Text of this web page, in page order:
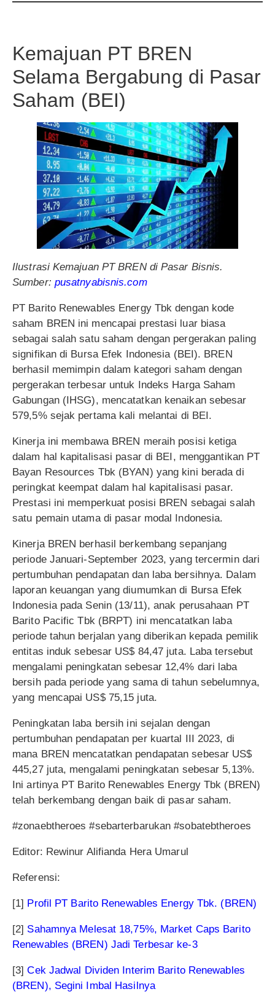
Kemajuan PT BREN
Selama Bergabung di Pasar
Saham (BEI)
Ilustrasi Kemajuan PT BREN di Pasar Bisnis.
Sumber: pusatnyabisnis.com
PT Barito Renewables Energy Tbk dengan kode
saham BREN ini mencapai prestasi luar biasa
sebagai salah satu saham dengan pergerakan paling
signifikan di Bursa Efek Indonesia (BEI). BREN
berhasil memimpin dalam kategori saham dengan
pergerakan terbesar untuk Indeks Harga Saham
Gabungan (IHSG), mencatatkan kenaikan sebesar
579,5% sejak pertama kali melantai di BEI.
Kinerja ini membawa BREN meraih posisi ketiga
dalam hal kapitalisasi pasar di BEI, menggantikan PT
Bayan Resources Tbk (BYAN) yang kini berada di
peringkat keempat dalam hal kapitalisasi pasar.
Prestasi ini memperkuat posisi BREN sebagai salah
satu pemain utama di pasar modal Indonesia.
Kinerja BREN berhasil berkembang sepanjang
periode Januari-September 2023, yang tercermin dari
pertumbuhan pendapatan dan laba bersihnya. Dalam
laporan keuangan yang diumumkan di Bursa Efek
Indonesia pada Senin (13/11), anak perusahaan PT
Barito Pacific Tbk (BRPT) ini mencatatkan laba
periode tahun berjalan yang diberikan kepada pemilik
entitas induk sebesar US$ 84,47 juta. Laba tersebut
mengalami peningkatan sebesar 12,4% dari laba
bersih pada periode yang sama di tahun sebelumnya,
yang mencapai US$ 75,15 juta.
Peningkatan laba bersih ini sejalan dengan
pertumbuhan pendapatan per kuartal III 2023, di
mana BREN mencatatkan pendapatan sebesar US$
445,27 juta, mengalami peningkatan sebesar 5,13%.
Ini artinya PT Barito Renewables Energy Tbk (BREN)
telah berkembang dengan baik di pasar saham.
#zonaebtheroes #sebarterbarukan #sobatebtheroes
Editor: Rewinur Alifianda Hera Umarul
Referensi:
[1] Profil PT Barito Renewables Energy Tbk. (BREN)
[2] Sahamnya Melesat 18,75%, Market Caps Barito
Renewables (BREN) Jadi Terbesar ke-3
[3]Cek Jadwal Dividen Interim Barito Renewables
(BREN), Segini Imbal Hasilnya